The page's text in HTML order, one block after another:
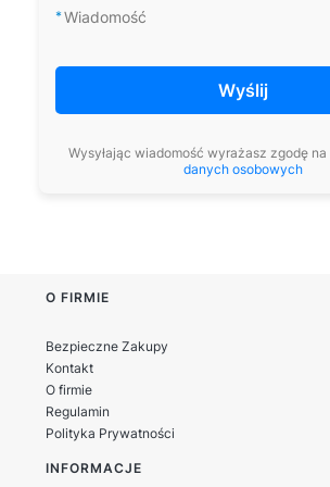
*Wiadomość
Wyślij
Wysyłając wiadomość wyrażasz zgodę na
danych osobowych
Linki w stopce
O FIRMIE
Bezpieczne Zakupy
Kontakt
O firmie
Regulamin
Polityka Prywatności
INFORMACJE